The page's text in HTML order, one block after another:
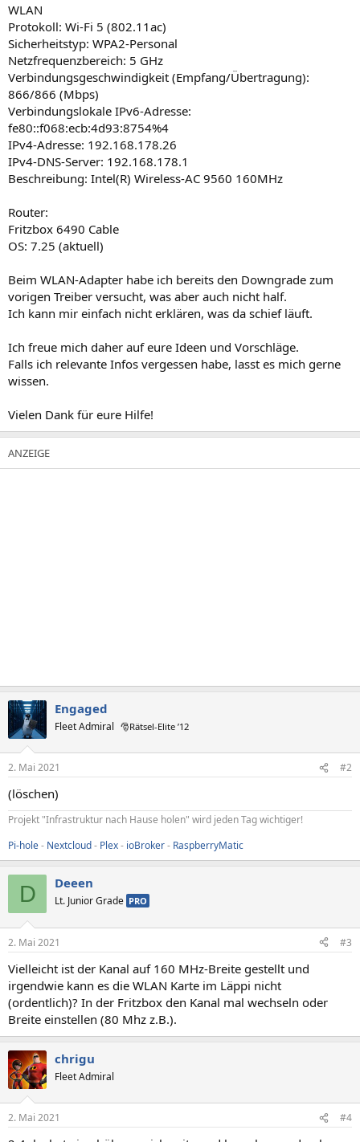
WLAN
Protokoll: Wi-Fi 5 (802.11ac)
Sicherheitstyp: WPA2-Personal
Netzfrequenzbereich: 5 GHz
Verbindungsgeschwindigkeit (Empfang/Übertragung):
866/866 (Mbps)
Verbindungslokale IPv6-Adresse:
fe80::f068:ecb:4d93:8754%4
IPv4-Adresse: 192.168.178.26
IPv4-DNS-Server: 192.168.178.1
Beschreibung: Intel(R) Wireless-AC 9560 160MHz
Router:
Fritzbox 6490 Cable
OS: 7.25 (aktuell)
Beim WLAN-Adapter habe ich bereits den Downgrade zum
vorigen Treiber versucht, was aber auch nicht half.
Ich kann mir einfach nicht erklären, was da schief läuft.
Ich freue mich daher auf eure Ideen und Vorschläge.
Falls ich relevante Infos vergessen habe, lasst es mich gerne
wissen.
Vielen Dank für eure Hilfe!
Engaged
Fleet Admiral 🎅Rätsel-Elite ’12
2. Mai 2021 #2
(löschen)
Projekt "Infrastruktur nach Hause holen" wird jeden Tag wichtiger!
Pi-hole- Nextcloud- Plex- ioBroker- RaspberryMatic
D Deeen
Lt. Junior Grade PRO
2. Mai 2021 #3
Vielleicht ist der Kanal auf 160 MHz-Breite gestellt und
irgendwie kann es die WLAN Karte im Läppi nicht
(ordentlich)? In der Fritzbox den Kanal mal wechseln oder
Breite einstellen (80 Mhz z.B.).
chrigu
Fleet Admiral
2. Mai 2021 #4